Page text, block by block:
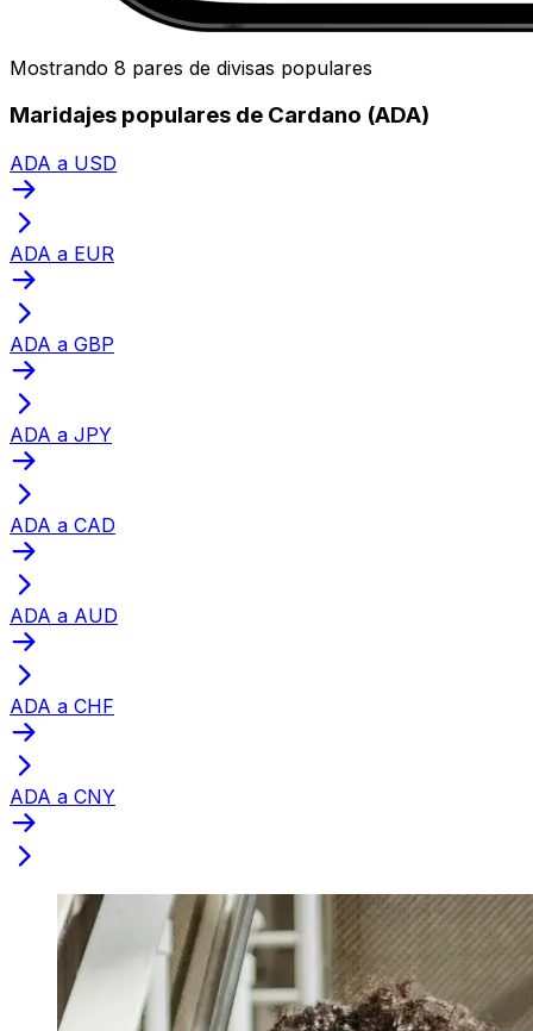
Mostrando 8 pares de divisas populares
Maridajes populares de Cardano (ADA)
ADA a USD
ADA a EUR
ADA a GBP
ADA a JPY
ADA a CAD
ADA a AUD
ADA a CHF
ADA a CNY